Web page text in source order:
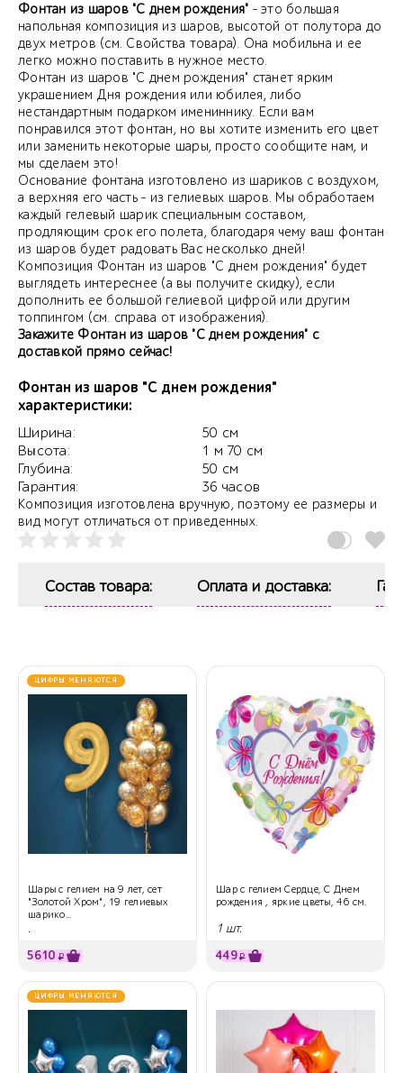
Фонтан из шаров "С днем рождения" - это большая
напольная композиция из шаров, высотой от полутора до
двух метров (см. Свойства товара). Она мобильна и ее
легко можно поставить в нужное место.
Фонтан из шаров "С днем рождения" станет ярким
украшением Дня рождения или юбилея, либо
нестандартным подарком имениннику. Если вам
понравился этот фонтан, но вы хотите изменить его цвет
или заменить некоторые шары, просто сообщите нам, и
мы сделаем это!
Основание фонтана изготовлено из шариков с воздухом,
а верхняя его часть - из гелиевых шаров. Мы обработаем
каждый гелевый шарик специальным составом,
продляющим срок его полета, благодаря чему ваш фонтан
из шаров будет радовать Вас несколько дней!
Композиция Фонтан из шаров "С днем рождения" будет
выглядеть интереснее (а вы получите скидку), если
дополнить ее большой гелиевой цифрой или другим
топпингом (см. справа от изображения).
Закажите Фонтан из шаров "С днем рождения" с
доставкой прямо сейчас!
Фонтан из шаров "С днем рождения"
характеристики:
Ширина:
Высота:
Глубина:
Гарантия:
50 см
1 м 70 см
50 см
36 часов
Композиция изготовлена вручную, поэтому ее размеры и
вид могут отличаться от приведенных.
Состав товара: Оплата и доставка:
ЦИФРЫ МЕНЯЮТСЯ
Шары с гелием на 9 лет, сет
"Золотой Хром", 19 гелиевых
шарико...
.
5610 ₽
Шар с гелием Сердце, С Днем
рождения , яркие цветы, 46 см.
1 шт.
449₽
ЦИФРЫ МЕНЯЮТСЯ